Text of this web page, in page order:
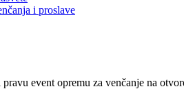
i proslave
event opremu za venčanje na